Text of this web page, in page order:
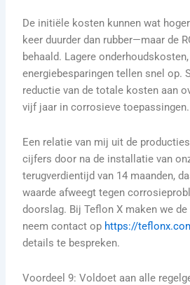
De initiële kosten kunnen wat
keer duurder dan rubber—maar de
behaald. Lagere
energiebesparingen tellen snel op.
reductie van de totale kosten aan
vijf jaar in corrosieve toepassingen.
Een relatie van mij uit de
cijfers door na de installatie van
terugverdientijd van 14 maanden,
waarde afweegt tegen
doorslag. Bij Teflon X maken we
neem contact op https://
details te bespreken.
Voordeel 9: Voldoet aan alle